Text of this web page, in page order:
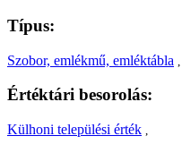
Típus:
Szobor, emlékmű, emléktábla
Értéktári besorolás:
Külhoni települési érték